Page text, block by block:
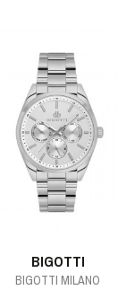
BIGOTTI
BIGOTTI MILANO